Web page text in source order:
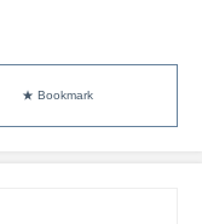
★ Bookmark